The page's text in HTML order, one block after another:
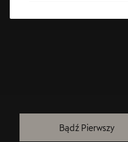
Bądź Pierwszy